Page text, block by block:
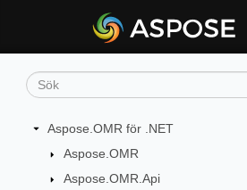
Aspose.OMR för .NET
Aspose.OMR
Aspose.OMR.Api